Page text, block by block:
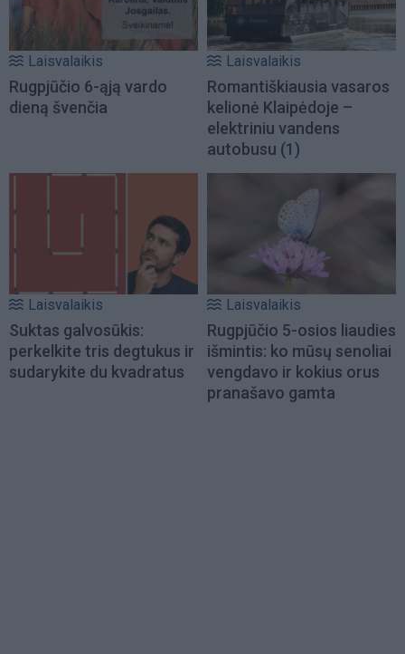
Laisvalaikis
Rugpjūčio 6-ąją vardo
dieną švenčia
Laisvalaikis
Romantiškiausia vasaros
kelionė Klaipėdoje –
elektriniu vandens
autobusu (1)
Laisvalaikis
Suktas galvosūkis:
perkelkite tris degtukus ir
sudarykite du kvadratus
Laisvalaikis
Rugpjūčio 5-osios liaudies
išmintis: ko mūsų senoliai
vengdavo ir kokius orus
pranašavo gamta